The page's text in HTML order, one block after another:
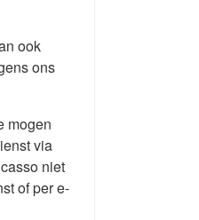
ook
ons
mogen
via
niet
of per e-